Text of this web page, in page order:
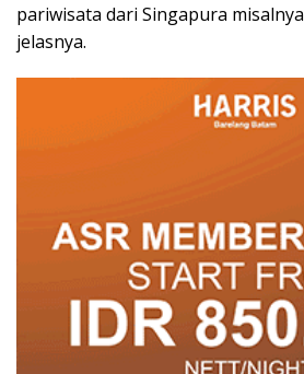
pariwisata dari Singapura
jelasnya.